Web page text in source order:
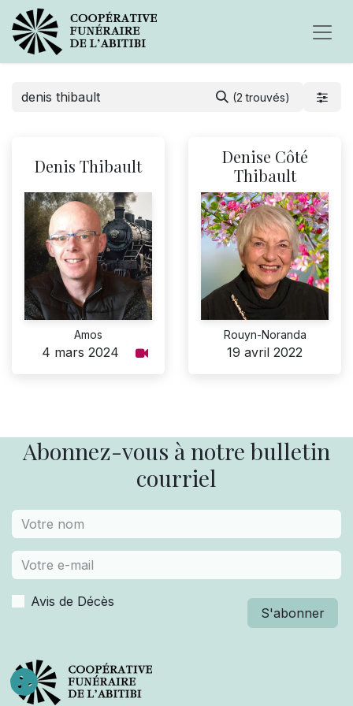
(2 trouvés)
Denis Thibault
Amos
4 mars 2024
Denise Côté
Thibault
Rouyn-Noranda
19 avril 2022
Abonnez-vous à notre bulletin
courriel
Avis de Décès
S'abonner